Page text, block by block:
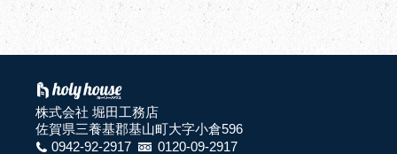
株式会社 堀田工務店
佐賀県三養基郡基山町大字小倉596
0942-92-2917
0120-09-2917